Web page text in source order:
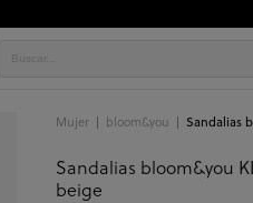
Mujer bloom&you Sandalias
Sandalias bloom&you
beige